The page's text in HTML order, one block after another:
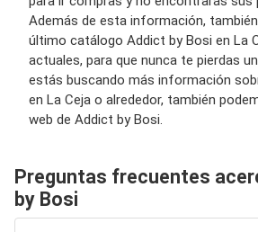
Además de esta información,
último catálogo Addict by Bosi en La
actuales, para que nunca te pierdas
estás buscando más información
en La Ceja o alrededor, también
web de Addict by Bosi.
Preguntas frecuentes
by Bosi